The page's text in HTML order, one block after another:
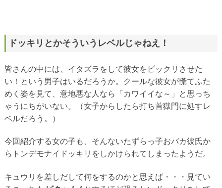
ドッキリとかそういうレベルじゃねえ！
皆さんの中には、イタズラをして彼女をビックリさせた
い！という男子はいるだろうか。クールな彼女が慌てふた
めく姿を見て、意地悪な人なら「カワイイな～」と思っち
ゃうにちがいない。（女子からしたら打ち首獄門に処すレ
ベルだろう。）
今回紹介する女の子も、そんないたずらっ子おバカ彼氏か
らトンデモナイドッキリをしかけられてしまったようだ。
キュウリを差しだして何をするのかと思えば・・・見てい